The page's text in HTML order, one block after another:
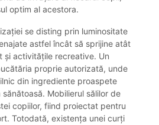
optim al acestora.
se disting prin luminositate
astfel încât să sprijine atât
și activitățile recreative. Un
proprie autorizată, unde
din ingrediente proaspete
Mobilierul sălilor de
copiilor, fiind proiectat pentru
Totodată, existența unei curți